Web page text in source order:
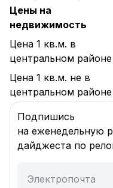
Цены на
недвижимость
Цена 1 кв.м. в
центральном районе
Цена 1 кв.м. не в
центральном районе
Подпишись
на еженедельную
дайджеста по
Электропочта